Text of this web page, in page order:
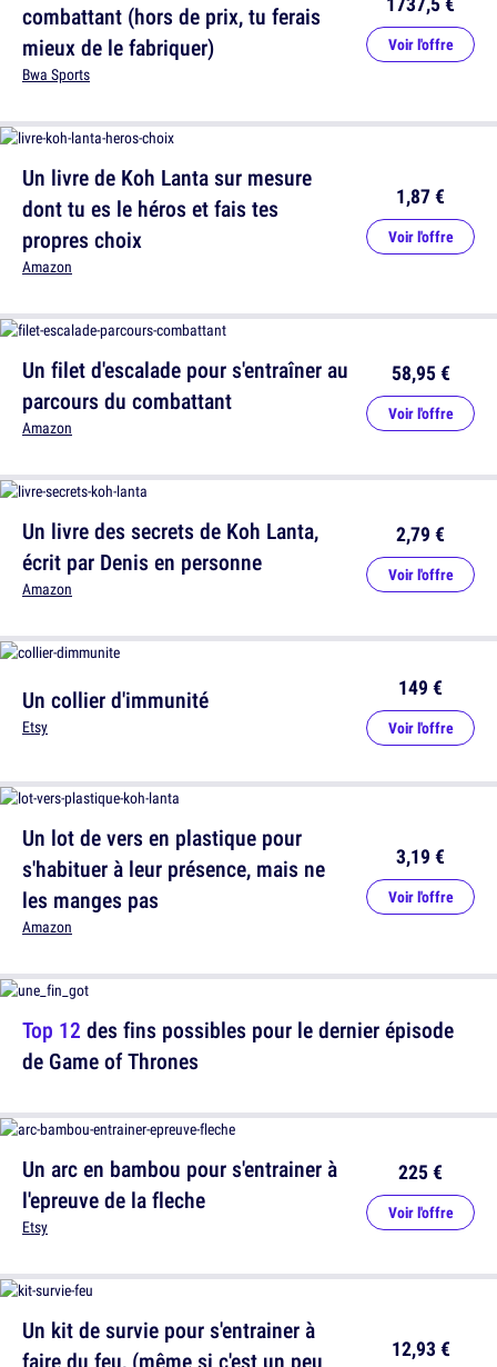
Un livre de Koh Lanta sur mesure
dont tu es le héros et fais tes
propres choix
Amazon
1,87 €
Voir l'offre
Un livre des secrets de Koh Lanta,
écrit par Denis en personne
Amazon
2,79 €
Voir l'offre
Un lot de vers en plastique pour
s'habituer à leur présence, mais ne
les manges pas
Amazon
3,19 €
Voir l'offre
Un arc en bambou pour s'entrainer à
l'epreuve de la fleche
Etsy
225 €
Voir l'offre
combattant (hors de prix, tu ferais
mieux de le fabriquer)
Bwa Sports
Voir l'offre
Un filet d'escalade pour s'entraîner au
parcours du combattant
Amazon
58,95 €
Voir l'offre
Un collier d'immunité
Etsy
149 €
Voir l'offre
Top 12 des fins possibles pour le dernier épisode
de Game of Thrones
Un kit de survie pour s'entrainer à
12,93 €